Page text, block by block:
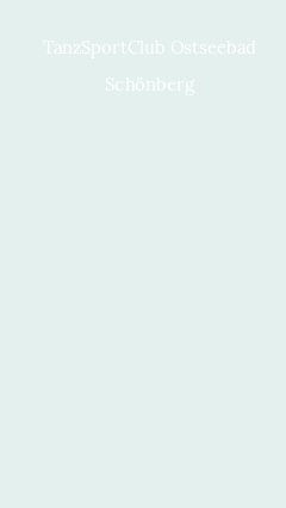
TanzSportClub Ostseebad
Schönberg